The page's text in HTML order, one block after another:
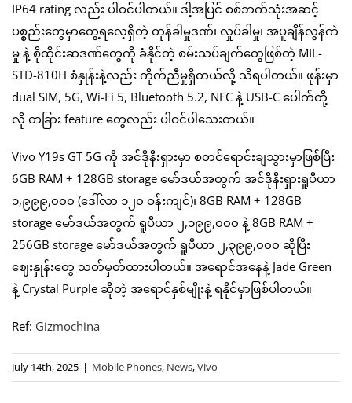
IP64 rating လည်း ပါဝင်ပါတယ်။ ဒါ့အပြင် စစ်ဘက်သုံးအဆင့်
ပစ္စည်းတွေမှာတွေ့ရလေ့ရှိတဲ့ တုန်ခါမှုဒဏ်၊ လှုပ်ခါမှု၊ အပူချိန်လွန်ကဲ
မှု နဲ့ စိုထိုင်းဆဒဏ်တွေကို ခံနိုင်တဲ့ စမ်းသပ်ချက်တွေဖြစ်တဲ့ MIL-
STD-810H စံနှုန်းနဲ့လည်း ကိုက်ညီမှုရှိတယ်လို့ သိရပါတယ်။ ဖုန်းမှာ
dual SIM, 5G, Wi-Fi 5, Bluetooth 5.2, NFC နဲ့ USB-C ပေါက်တို့
လို တခြား feature တွေလည်း ပါဝင်ပါသေးတယ်။
Vivo Y19s GT 5G ကို အင်ဒိုနီးရှားမှာ စတင်ရောင်းချသွားမှာဖြစ်ပြီး
6GB RAM + 128GB storage မော်ဒယ်အတွက် အင်ဒိုနီးရှားရူပီယာ
၁,၉၉၉,၀၀၀ (ဒေါ်လာ ၁၂၀ ဝန်းကျင်)၊ 8GB RAM + 128GB
storage မော်ဒယ်အတွက် ရူပီယာ ၂,၁၉၉,၀၀၀ နဲ့ 8GB RAM +
256GB storage မော်ဒယ်အတွက် ရူပီယာ ၂,၃၉၉,၀၀၀ ဆိုပြီး
ဈေးနှုန်းတွေ သတ်မှတ်ထားပါတယ်။ အရောင်အနေနဲ့ Jade Green
နဲ့ Crystal Purple ဆိုတဲ့ အရောင်နှစ်မျိုးနဲ့ ရနိုင်မှာဖြစ်ပါတယ်။
Ref: Gizmochina
July 14th, 2025 | Mobile Phones, News,Vivo